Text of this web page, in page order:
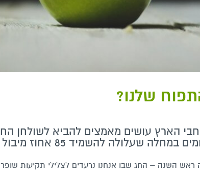
שלנו?
הארץ עושים מאמצים להביא לשולחן
שעלולה להשמיד 85 אחוז מיבול התפוחים
ראש השנה – החג שבו אנחנו נרעדים לצלילי תקיעות